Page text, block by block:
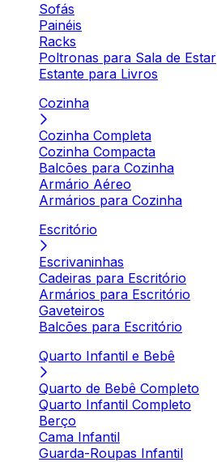
Sofás
Painéis
Racks
Poltronas para Sala de Estar
Estante para Livros
Cozinha
Cozinha Completa
Cozinha Compacta
Balcões para Cozinha
Armário Aéreo
Armários para Cozinha
Escritório
Escrivaninhas
Cadeiras para Escritório
Armários para Escritório
Gaveteiros
Balcões para Escritório
Quarto Infantil e Bebê
Quarto de Bebê Completo
Quarto Infantil Completo
Berço
Cama Infantil
Guarda-Roupas Infantil